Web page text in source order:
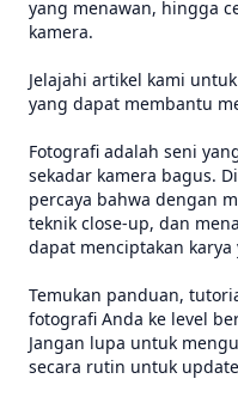
yang menawan, hingga
kamera.
Jelajahi artikel kami
yang dapat membantu
Fotografi adalah seni
sekadar kamera bagus. Di
percaya bahwa dengan
teknik close-up, dan
dapat menciptakan karya
Temukan panduan,
fotografi Anda ke level
Jangan lupa untuk
secara rutin untuk